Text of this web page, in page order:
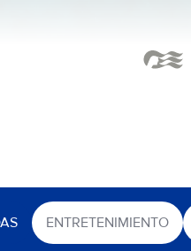
ENTRETENIMIENTO